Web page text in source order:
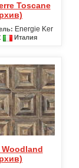
Energie Ker
Италия